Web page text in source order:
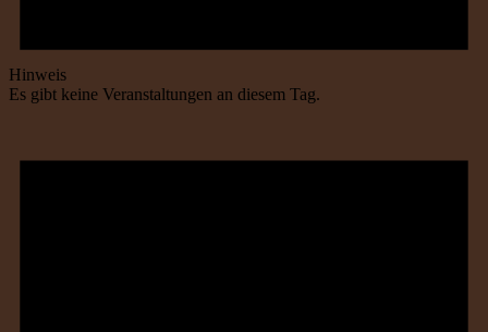
Hinweis
Es gibt keine Veranstaltungen an diesem Tag.